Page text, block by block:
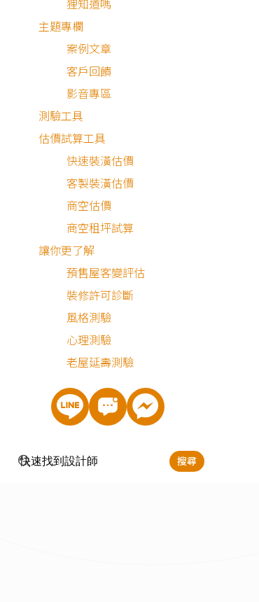
狸知道嗎
主題專欄
案例文章
客戶回饋
影音專區
測驗工具
估價試算工具
快速裝潢估價
客製裝潢估價
商空估價
商空租坪試算
讓你更了解
預售屋客變評估
裝修許可診斷
風格測驗
心理測驗
老屋延壽測驗
搜尋
中古屋